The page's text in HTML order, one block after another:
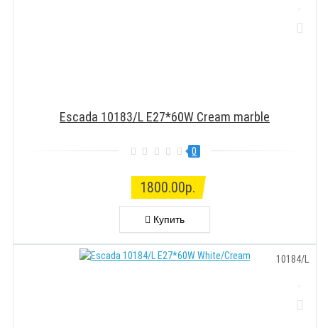
Escada 10183/L E27*60W Cream marble
0
1800.00р.
Купить
10184/L